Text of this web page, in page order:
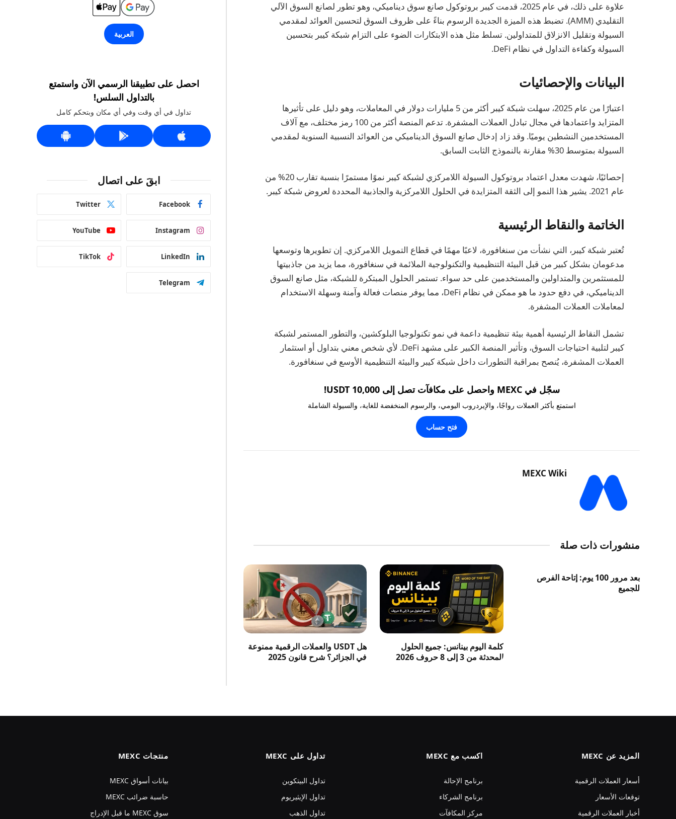
علاوة على ذلك، في عام 2025، قدمت كيبر بروتوكول صانع سوق ديناميكي، وهو تطور لصانع السوق الآلي
التقليدي (AMM). تضبط هذه الميزة الجديدة الرسوم بناءً على ظروف السوق لتحسين العوائد لمقدمي
السيولة وتقليل الانزلاق للمتداولين. تسلط مثل هذه الابتكارات الضوء على التزام شبكة كيبر بتحسين
السيولة وكفاءة التداول في نظام DeFi.
البيانات والإحصائيات
اعتبارًا من عام 2025، سهلت شبكة كيبر أكثر من 5 مليارات دولار في المعاملات، وهو دليل على تأثيرها
المتزايد واعتمادها في مجال تبادل العملات المشفرة. تدعم المنصة أكثر من 100 رمز مختلف، مع آلاف
المستخدمين النشطين يوميًا. وقد زاد إدخال صانع السوق الديناميكي من العوائد النسبية السنوية لمقدمي
السيولة بمتوسط 30% مقارنة بالنموذج الثابت السابق.
إحصائيًا، شهدت معدل اعتماد بروتوكول السيولة اللامركزي لشبكة كيبر نموًا مستمرًا بنسبة تقارب 20% من
عام 2021. يشير هذا النمو إلى الثقة المتزايدة في الحلول اللامركزية والجاذبية المحددة لعروض شبكة كيبر.
الخاتمة والنقاط الرئيسية
تُعتبر شبكة كيبر، التي نشأت من سنغافورة، لاعبًا مهمًا في قطاع التمويل اللامركزي. إن تطويرها وتوسعها
مدعومان بشكل كبير من قبل البيئة التنظيمية والتكنولوجية الملائمة في سنغافورة، مما يزيد من جاذبيتها
للمستثمرين والمتداولين والمستخدمين على حد سواء. تستمر الحلول المبتكرة للشبكة، مثل صانع السوق
الديناميكي، في دفع حدود ما هو ممكن في نظام DeFi، مما يوفر منصات فعالة وآمنة وسهلة الاستخدام
لمعاملات العملات المشفرة.
تشمل النقاط الرئيسية أهمية بيئة تنظيمية داعمة في نمو تكنولوجيا البلوكشين، والتطور المستمر لشبكة
كيبر لتلبية احتياجات السوق، وتأثير المنصة الكبير على مشهد DeFi. لأي شخص معني بتداول أو استثمار
العملات المشفرة، يُنصح بمراقبة التطورات داخل شبكة كيبر والبيئة التنظيمية الأوسع في سنغافورة.
سجّل في MEXC واحصل على مكافآت تصل إلى 10,000 USDT!
استمتع بأكثر العملات رواجًا، والإيردروب اليومي، والرسوم المنخفضة للغاية، والسيولة الشاملة
فتح حساب
MEXC Wiki
منشورات ذات صلة
بعد مرور 100 يوم: إتاحة الفرص
للجميع
كلمة اليوم بينانس: جميع الحلول
المحدثة من 3 إلى 8 حروف 2026
هل USDT والعملات الرقمية ممنوعة
في الجزائر؟ شرح قانون 2025
العربية
احصل على تطبيقنا الرسمي الآن واستمتع
بالتداول السلس!
تداول في أي وقت وفي أي مكان وبتحكم كامل
ابقَ على اتصال
Facebook
Twitter
Instagram
YouTube
LinkedIn
TikTok
Telegram
المزيد عن MEXC
أسعار العملات الرقمية
توقعات الأسعار
أخبار العملات الرقمية
اكسب مع MEXC
برنامج الإحالة
برنامج الشركاء
مركز المكافآت
تداول على MEXC
تداول البيتكوين
تداول الإيثيريوم
تداول الذهب
منتجات MEXC
بيانات أسواق MEXC
حاسبة ضرائب MEXC
سوق MEXC ما قبل الإدراج